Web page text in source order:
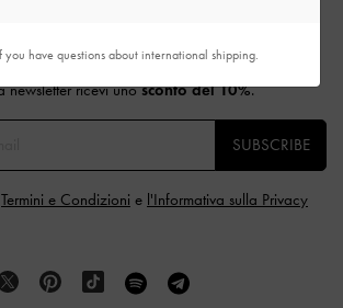
LE ULTIME NOTIZIE IN FATTO
newsletter ricevi unosconto del 10%.
SUBSCRIBE
Termini e Condizioni e l'Informativa sulla Privacy
have questions about international shipping.